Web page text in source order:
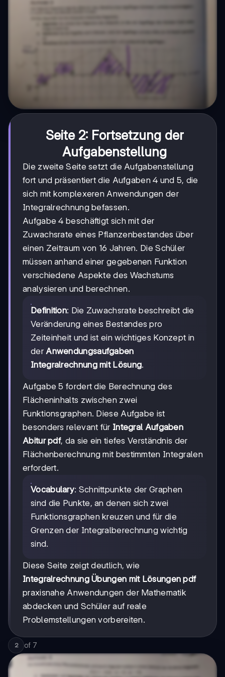
Seite 2: Fortsetzung der
Aufgabenstellung
Die zweite Seite setzt die Aufgabenstellung
fort und präsentiert die Aufgaben 4 und 5, die
sich mit komplexeren Anwendungen der
Integralrechnung befassen.
Aufgabe 4 beschäftigt sich mit der
Zuwachsrate eines Pflanzenbestandes über
einen Zeitraum von 16 Jahren. Die Schüler
müssen anhand einer gegebenen Funktion
verschiedene Aspekte des Wachstums
analysieren und berechnen.
Definition: Die Zuwachsrate beschreibt die
Veränderung eines Bestandes pro
Zeiteinheit und ist ein wichtiges Konzept in
derAnwendungsaufgaben
Integralrechnung mit Lösung.
Aufgabe 5 fordert die Berechnung des
Flächeninhalts zwischen zwei
Funktionsgraphen. Diese Aufgabe ist
besonders relevant für Integral Aufgaben
Abitur pdf, da sie ein tiefes Verständnis der
Flächenberechnung mit bestimmten Integralen
erfordert.
Vocabulary: Schnittpunkte der Graphen
sind die Punkte, an denen sich zwei
Funktionsgraphen kreuzen und für die
Grenzen der Integralberechnung wichtig
sind.
Diese Seite zeigt deutlich, wie
Integralrechnung Übungen mit Lösungen pdf
praxisnahe Anwendungen der Mathematik
abdecken und Schüler auf reale
Problemstellungen vorbereiten.
2 of 7